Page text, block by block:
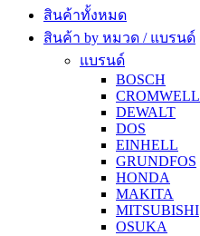
สินค้าทั้งหมด
สินค้า by หมวด / แบรนด์
แบรนด์
BOSCH
CROMWELL
DEWALT
DOS
EINHELL
GRUNDFOS
HONDA
MAKITA
MITSUBISHI
OSUKA